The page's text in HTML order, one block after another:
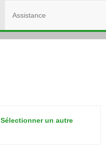
Assistance
Sélectionner un autre